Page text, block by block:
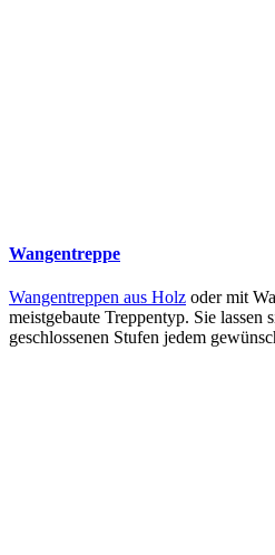
Wangentreppe
Wangentreppen aus Holz oder mit
meistgebaute Treppentyp. Sie lassen
geschlossenen Stufen jedem